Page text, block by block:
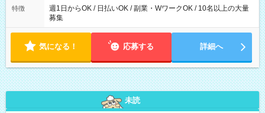
特徴
週1日からOK / 日払いOK / 副業・WワークOK / 10名以上の大量
募集
気になる！ 応募する 詳細へ
未読